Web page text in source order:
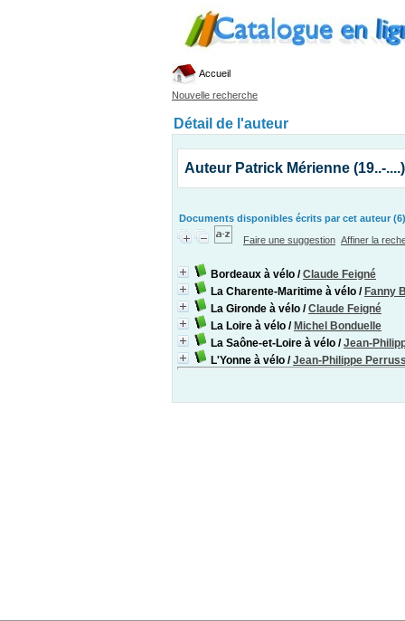
Accueil
Nouvelle recherche
Détail de l'auteur
Auteur Patrick Mérienne (19..-....)
Documents disponibles écrits par cet auteur (6)
Faire une suggestion Affiner la
Bordeaux à vélo /Claude Feigné
La Charente-Maritime à vélo / Fanny
La Gironde à vélo /Claude Feigné
La Loire à vélo / Michel Bonduelle
La Saône-et-Loire à vélo /Jean-
L'Yonne à vélo /Jean-Philippe